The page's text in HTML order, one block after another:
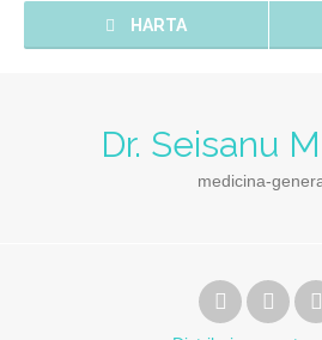
HARTA
Dr. Seisanu
medicina-